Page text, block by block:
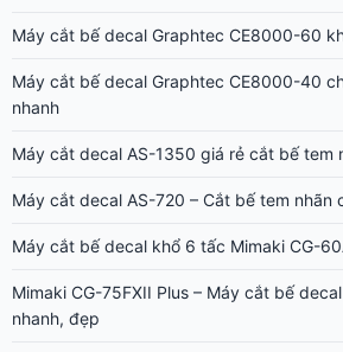
Máy cắt bế decal Graphtec CE8000-60
Máy cắt bế decal Graphtec CE8000-40
nhanh
Máy cắt decal AS-1350 giá rẻ cắt bế tem
Máy cắt decal AS-720 – Cắt bế tem nhãn
Máy cắt bế decal khổ 6 tấc Mimaki CG-
Mimaki CG-75FXII Plus – Máy cắt bế
nhanh, đẹp